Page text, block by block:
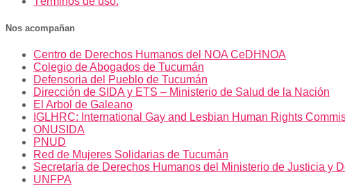
Nos acompañan
Centro de Derechos Humanos del NOA CeDHNOA
Colegio de Abogados de Tucumán
Defensoria del Pueblo de Tucumán
Dirección de SIDA y ETS – Ministerio de Salud de la Nación
El Arbol de Galeano
IGLHRC: International Gay and Lesbian Human Rights
ONUSIDA
PNUD
Red de Mujeres Solidarias de Tucumán
Secretaría de Derechos Humanos del Ministerio de Justicia y
UNFPA